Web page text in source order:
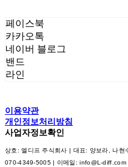
페이스북
카카오톡
네이버 블로그
밴드
라인
이용약관
개인정보처리방침
사업자정보확인
상호: 엘디프 주식회사 | 대표: 양보라, 나
070-4349-5005 | 이메일: info@L-diff.com